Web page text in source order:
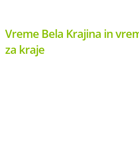
Vreme Bela Krajina in
za kraje